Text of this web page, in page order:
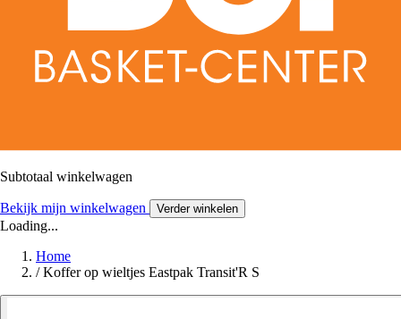
Subtotaal winkelwagen
Bekijk mijn winkelwagen Verder winkelen
Loading...
Home
/ Koffer op wieltjes Eastpak Transit'R S